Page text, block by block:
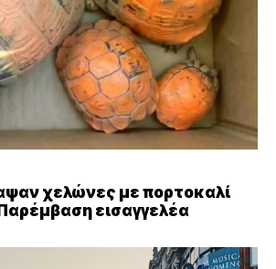
χελώνες με πορτοκαλί
εισαγγελέα